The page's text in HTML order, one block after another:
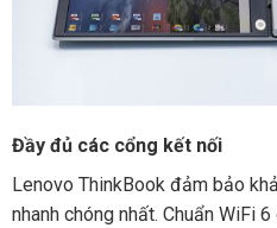
Đầy đủ các cổng kết nối
Lenovo ThinkBook đảm bảo
nhanh chóng nhất. Chuẩn WiFi